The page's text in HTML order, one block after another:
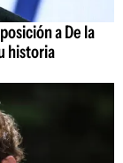
a De la
historia